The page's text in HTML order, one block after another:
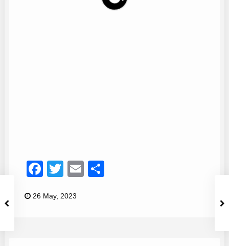
Facebook
TwitterEmail
26 May, 2023